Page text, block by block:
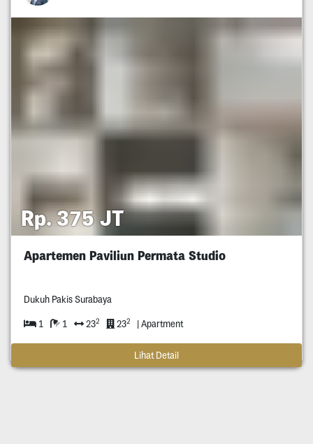
Rp. 375 JT
Apartemen Paviliun Permata Studio
Dukuh Pakis Surabaya
1 1 232 232 | Apartment
Lihat Detail